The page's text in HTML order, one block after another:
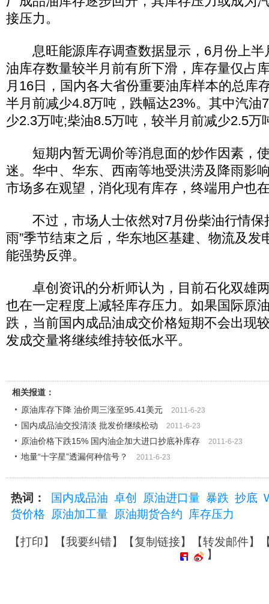
接压力。
息旺能源库存调查数据显示，6月份上半
油库存数量较半月前有所下滑，库存量仅占
月16日，国内各大省份重要油库样本的总库
半月前减少4.8万吨，跌幅达23%。其中汽油
少2.3万吨;柴油8.5万吨，较半月前减少2.5万
短期内暂无调价等消息面的炒作因素，
迷。华中、华东、西南等地受洪涝及降雨影
市场多在观望，消化现有库存，终端用户也
不过，市场人士依然对7月份柴油行情保
雨”季节结束之后，华东地区基建、物流及发
能强势反弹。
卓创资讯的分析师认为，目前石化双雄
也在一定程度上减轻库存压力。如果国际原
跌，当前国内成品油成交价格短期不会出现
发成交量将继续维持较低水平。
相关报道：
原油库存下降 油价周三涨至95.41美元
2011-6-23
国内成品油交投清淡 批发价继续松动 2011-6-23
原油价格下跌15% 国内油企加大进口抄底补库存 2011-6-23
地量“十字星”透漏何种信号？ 2011-6-23
热词： 国内成品油 卓创 原油进口量 暴跌 抄底
货价格
原油加工量 原油期货合约 库存压力
【打印】【我要纠错】【复制链接】【转发邮件】
】